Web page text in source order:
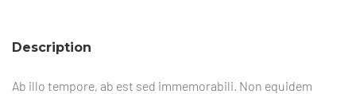
Description
Ab illo tempore, ab est sed immemorabili. Non equidem